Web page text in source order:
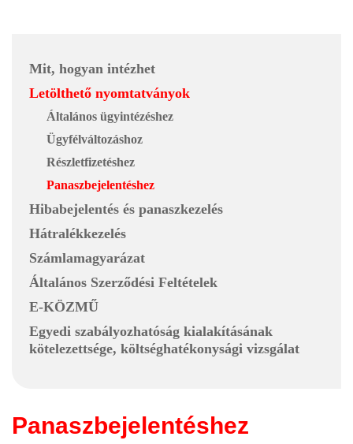
Mit, hogyan intézhet
Letölthető nyomtatványok
Általános ügyintézéshez
Ügyfélváltozáshoz
Részletfizetéshez
Panaszbejelentéshez
Hibabejelentés és panaszkezelés
Hátralékkezelés
Számlamagyarázat
Általános Szerződési Feltételek
E-KÖZMŰ
Egyedi szabályozhatóság kialakításának
kötelezettsége, költséghatékonysági vizsgálat
Panaszbejelentéshez